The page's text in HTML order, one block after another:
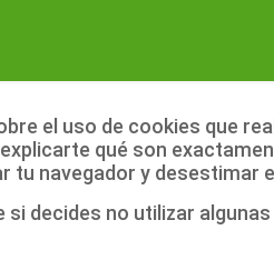
el uso de cookies que
qué son
tu navegador y desestimar
si decides no utilizar